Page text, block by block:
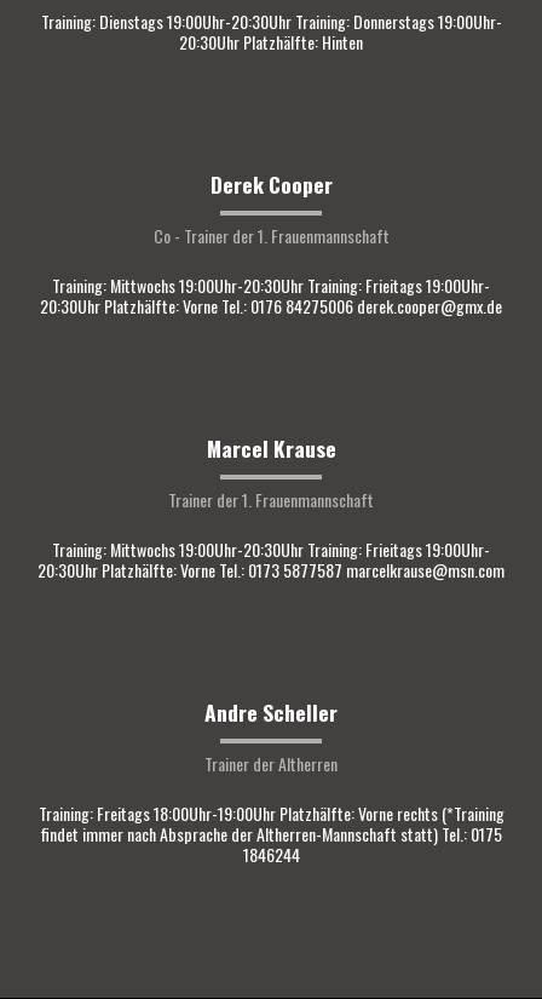
Training: Dienstags 19:00Uhr-20:30Uhr Training: Donnerstags 19:00Uhr-
20:30Uhr Platzhälfte: Hinten
Derek Cooper
Co - Trainer der 1. Frauenmannschaft
Training: Mittwochs 19:00Uhr-20:30Uhr Training: Frieitags 19:00Uhr-
20:30Uhr Platzhälfte: Vorne Tel.: 0176 84275006‬ derek.cooper@gmx.de
Marcel Krause
Trainer der 1. Frauenmannschaft
Training: Mittwochs 19:00Uhr-20:30Uhr Training: Frieitags 19:00Uhr-
20:30Uhr Platzhälfte: Vorne Tel.: 0173 5877587 marcelkrause@msn.com
Andre Scheller
Trainer der Altherren
Training: Freitags 18:00Uhr-19:00Uhr Platzhälfte: Vorne rechts (*Training
findet immer nach Absprache der Altherren-Mannschaft statt) Tel.: 0175
1846244